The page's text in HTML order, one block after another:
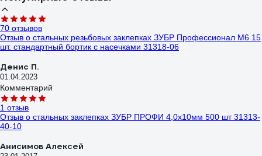
70 отзывов
Отзыв о стальных резьбовых заклепках ЗУБР Профессионал М6 15
шт. стандартный бортик с насечками 31318-06
Денис П.
01.04.2023
Комментарий
1 отзыв
Отзыв о стальных заклепках ЗУБР ПРОФИ 4,0x10мм 500 шт 31313-
40-10
Анисимов Алексей